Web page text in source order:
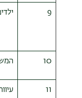
9
10
11